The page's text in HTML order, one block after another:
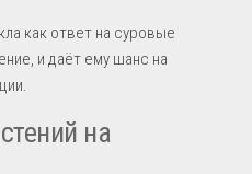
как ответ на суровые
и даёт ему шанс на
на